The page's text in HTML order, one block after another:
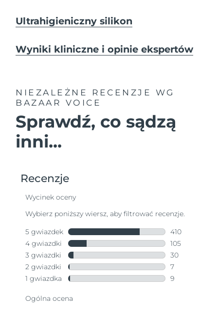
Ultrahigieniczny silikon
Wyniki kliniczne i opinie ekspertów
NIEZALEŻNE RECENZJE
WG
BAZAAR VOICE
Sprawdź, co sądzą
inni...